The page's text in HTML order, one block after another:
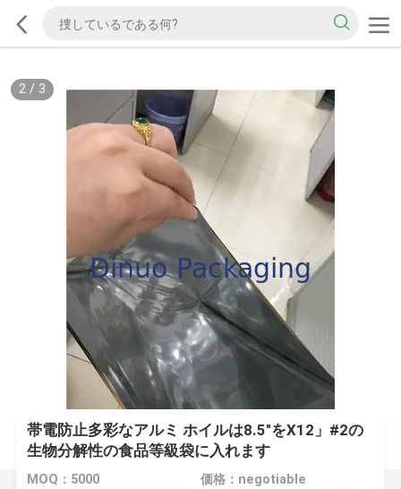
2/ 3
帯電防止多彩なアルミ ホイルは8.5"をX12」#2の
生物分解性の食品等級袋に入れます
MOQ：5000 価格：negotiable